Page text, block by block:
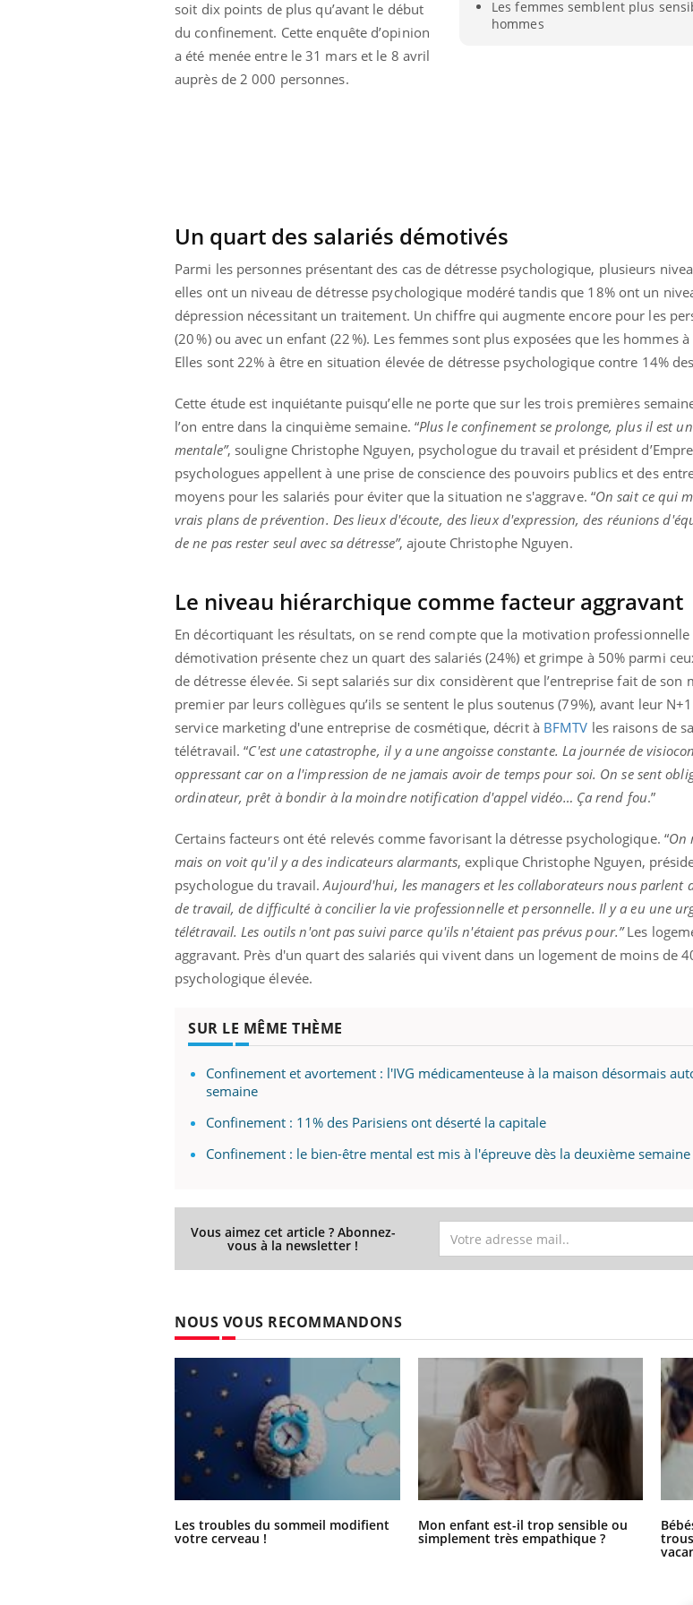
Les femmes semblent plus
hommes
soit dix points de plus qu’avant le début
du confinement. Cette enquête d’opinion
a été menée entre le 31 mars et le 8 avril
auprès de 2 000 personnes.
Un quart des salariés démotivés
Parmi les personnes présentant des cas de détresse psychologique, plusieurs
elles ont un niveau de détresse psychologique modéré tandis que 18% ont un
dépression nécessitant un traitement. Un chiffre qui augmente encore pour les
(20 %) ou avec un enfant (22 %). Les femmes sont plus exposées que les hommes
Elles sont 22% à être en situation élevée de détresse psychologique contre 14%
Cette étude est inquiétante puisqu’elle ne porte que sur les trois premières
l’on entre dans la cinquième semaine. “Plus le confinement se prolonge, plus il est
mentale”, souligne Christophe Nguyen, psychologue du travail et président
psychologues appellent à une prise de conscience des pouvoirs publics et des
moyens pour les salariés pour éviter que la situation ne s'aggrave. “On sait ce qui
vrais plans de prévention. Des lieux d'écoute, des lieux d'expression, des réunions
de ne pas rester seul avec sa détresse”, ajoute Christophe Nguyen.
Le niveau hiérarchique comme facteur aggravant
En décortiquant les résultats, on se rend compte que la motivation professionnelle
démotivation présente chez un quart des salariés (24%) et grimpe à 50% parmi
de détresse élevée. Si sept salariés sur dix considèrent que l’entreprise fait de son
premier par leurs collègues qu’ils se sentent le plus soutenus (79%), avant leur
service marketing d'une entreprise de cosmétique, décrit à BFMTV les raisons de
télétravail. “C'est une catastrophe, il y a une angoisse constante. La journée de
oppressant car on a l'impression de ne jamais avoir de temps pour soi. On se sent
ordinateur, prêt à bondir à la moindre notification d'appel vidéo… Ça rend fou.”
Certains facteurs ont été relevés comme favorisant la détresse psychologique. “On
mais on voit qu'il y a des indicateurs alarmants, explique Christophe Nguyen,
psychologue du travail.Aujourd'hui, les managers et les collaborateurs nous parlent
de travail, de difficulté à concilier la vie professionnelle et personnelle. Il y a eu une
télétravail. Les outils n'ont pas suivi parce qu'ils n'étaient pas prévus pour.”Les
aggravant. Près d'un quart des salariés qui vivent dans un logement de moins de
psychologique élevée.
SUR LE MÊME THÈME
Confinement et avortement : l'IVG médicamenteuse à la maison désormais
semaine
Confinement : 11% des Parisiens ont déserté la capitale
Confinement : le bien-être mental est mis à l'épreuve dès la deuxième semaine
Vous aimez cet article ? Abonnez-
vous à la newsletter !
NOUS VOUS RECOMMANDONS
Les troubles du sommeil modifient
votre cerveau !
Mon enfant est-il trop sensible ou
simplement très empathique ?